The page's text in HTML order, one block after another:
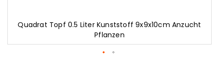
Quadrat Topf 0.5 Liter Kunststoff 9x9x10cm Anzucht
Pflanzen